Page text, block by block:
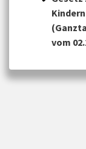
vom